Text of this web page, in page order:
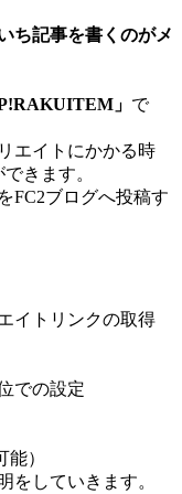
ち記事を書くのがメ
P!RAKUITEM」 で
エイトにかかる時
きます。
FC2ブログへ投稿す
イトリンクの取得
での設定
）
をしていきます。